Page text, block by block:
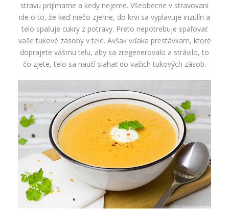
stravu prijímame a kedy nejeme. Všeobecne v stravovaní
ide o to, že keď niečo zjeme, do krvi sa vyplavuje inzulín a
telo spaľuje cukry z potravy. Preto nepotrebuje spaľovať
vaše tukové zásoby v tele. Avšak vďaka prestávkam, ktoré
doprajete vášmu telu, aby sa zregenerovalo a strávilo, to
čo zjete, telo sa naučí siahať do vašich tukových zásob.